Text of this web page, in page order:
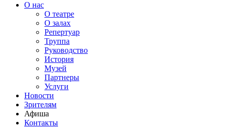
О нас
О театре
О залах
Репертуар
Труппа
Руководство
История
Музей
Партнеры
Услуги
Новости
Зрителям
Афиша
Контакты